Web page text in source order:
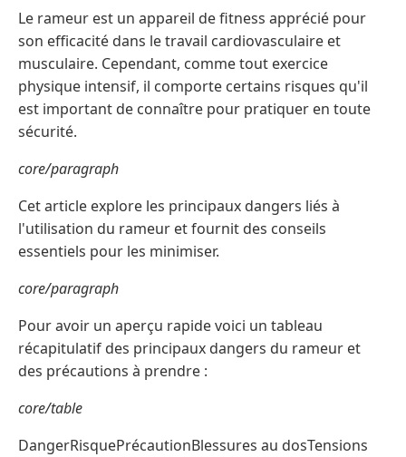
Le rameur est un appareil de fitness apprécié pour
son efficacité dans le travail cardiovasculaire et
musculaire. Cependant, comme tout exercice
physique intensif, il comporte certains risques qu'il
est important de connaître pour pratiquer en toute
sécurité.
core/paragraph
Cet article explore les principaux dangers liés à
l'utilisation du rameur et fournit des conseils
essentiels pour les minimiser.
core/paragraph
Pour avoir un aperçu rapide voici un tableau
récapitulatif des principaux dangers du rameur et
des précautions à prendre :
core/table
DangerRisquePrécautionBlessures au dosTensions